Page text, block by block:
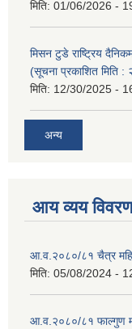
मिति: 01/06/2026 -
मिसन टुडे राष्ट्रिय
(सूचना प्रकाशित मिति
मिति: 12/30/2025 -
अन्य
आय व्यय विवरण
आ.व.२०८०/८१ चैत्र
मिति: 05/08/2024 -
आ.व.२०८०/८१ फाल्गुण